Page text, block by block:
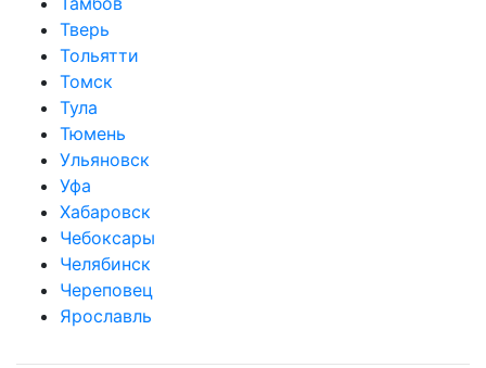
Тверь
Тольятти
Томск
Тула
Тюмень
Ульяновск
Уфа
Хабаровск
Чебоксары
Челябинск
Череповец
Ярославль